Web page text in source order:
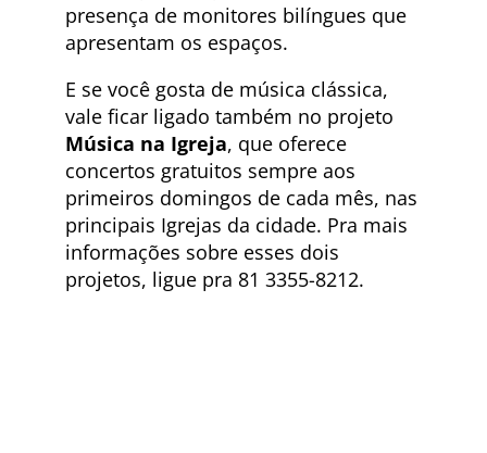
presença de monitores bilíngues que
apresentam os espaços.
E se você gosta de música clássica,
vale ficar ligado também no projeto
Música na Igreja, que oferece
concertos gratuitos sempre aos
primeiros domingos de cada mês, nas
principais Igrejas da cidade. Pra mais
informações sobre esses dois
projetos, ligue pra 81 3355-8212.